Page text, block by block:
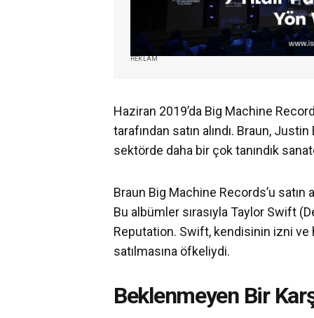
REKLAM
Haziran 2019’da Big Machine
tarafından satın alındı. Braun,
sektörde daha bir çok tanındık
Braun Big Machine Records’u satın
Bu albümler sırasıyla Taylor Swift
Reputation. Swift, kendisinin izni ve
satılmasına öfkeliydi.
Beklenmeyen Bir